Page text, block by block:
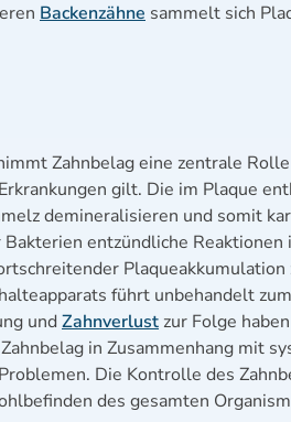
Backenzähne sammelt sich
Zahnbelag eine zentrale
gilt. Die im Plaque
demineralisieren und somit
entzündliche Reaktionen
führt unbehandelt
undZahnverlust zur Folge
in Zusammenhang mit
Die Kontrolle des
des gesamten